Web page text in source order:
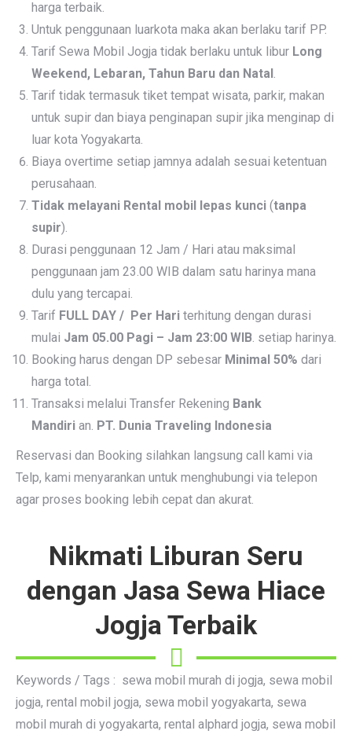
harga terbaik.
Untuk penggunaan luarkota maka akan berlaku tarif PP.
Tarif Sewa Mobil Jogja tidak berlaku untuk libur Long
Weekend, Lebaran, Tahun Baru dan Natal.
Tarif tidak termasuk tiket tempat wisata, parkir, makan
untuk supir dan biaya penginapan supir jika menginap di
luar kota Yogyakarta.
Biaya overtime setiap jamnya adalah sesuai ketentuan
perusahaan.
Tidak melayani Rental mobil lepas kunci (tanpa
supir).
Durasi penggunaan 12 Jam / Hari atau maksimal
penggunaan jam 23.00 WIB dalam satu harinya mana
dulu yang tercapai.
Tarif FULL DAY / Per Hari terhitung dengan durasi
mulai Jam 05.00 Pagi – Jam 23:00 WIB. setiap harinya.
Booking harus dengan DP sebesar Minimal 50% dari
harga total.
Transaksi melalui Transfer Rekening Bank
Mandiri an. PT. Dunia Traveling Indonesia
Reservasi dan Booking silahkan langsung call kami via
Telp, kami menyarankan untuk menghubungi via telepon
agar proses booking lebih cepat dan akurat.
Nikmati Liburan Seru
dengan Jasa Sewa Hiace
Jogja Terbaik
Keywords / Tags : sewa mobil murah di jogja, sewa mobil
jogja, rental mobil jogja, sewa mobil yogyakarta, sewa
mobil murah di yogyakarta, rental alphard jogja, sewa mobil